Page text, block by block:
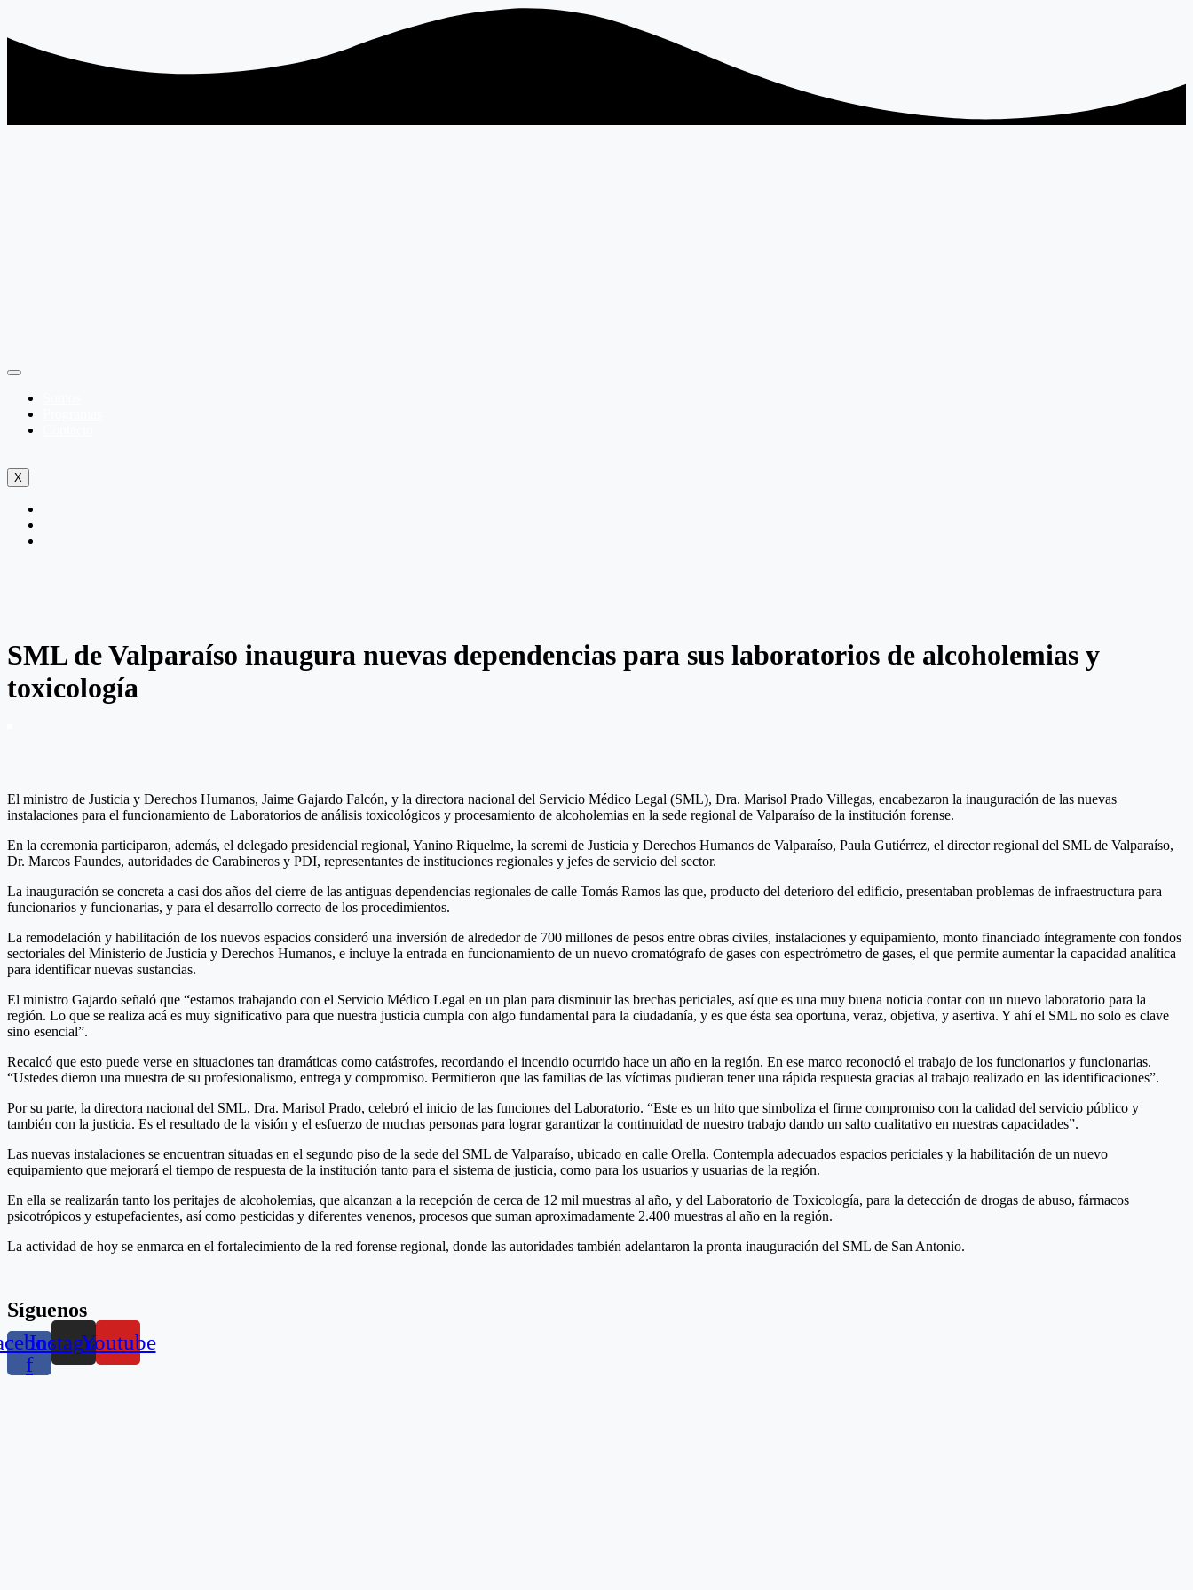
X
SML de Valparaíso inaugura nuevas dependencias para sus laboratorios de alcoholemias y
toxicología
El ministro de Justicia y Derechos Humanos, Jaime Gajardo Falcón, y la directora nacional del Servicio Médico Legal (SML), Dra. Marisol Prado Villegas, encabezaron la inauguración de las nuevas
instalaciones para el funcionamiento de Laboratorios de análisis toxicológicos y procesamiento de alcoholemias en la sede regional de Valparaíso de la institución forense.
En la ceremonia participaron, además, el delegado presidencial regional, Yanino Riquelme, la seremi de Justicia y Derechos Humanos de Valparaíso, Paula Gutiérrez, el director regional del SML de Valparaíso,
Dr. Marcos Faundes, autoridades de Carabineros y PDI, representantes de instituciones regionales y jefes de servicio del sector.
La inauguración se concreta a casi dos años del cierre de las antiguas dependencias regionales de calle Tomás Ramos las que, producto del deterioro del edificio, presentaban problemas de infraestructura para
funcionarios y funcionarias, y para el desarrollo correcto de los procedimientos.
La remodelación y habilitación de los nuevos espacios consideró una inversión de alrededor de 700 millones de pesos entre obras civiles, instalaciones y equipamiento, monto financiado íntegramente con fondos
sectoriales del Ministerio de Justicia y Derechos Humanos, e incluye la entrada en funcionamiento de un nuevo cromatógrafo de gases con espectrómetro de gases, el que permite aumentar la capacidad analítica
para identificar nuevas sustancias.
El ministro Gajardo señaló que “estamos trabajando con el Servicio Médico Legal en un plan para disminuir las brechas periciales, así que es una muy buena noticia contar con un nuevo laboratorio para la
región. Lo que se realiza acá es muy significativo para que nuestra justicia cumpla con algo fundamental para la ciudadanía, y es que ésta sea oportuna, veraz, objetiva, y asertiva. Y ahí el SML no solo es clave
sino esencial”.
Recalcó que esto puede verse en situaciones tan dramáticas como catástrofes, recordando el incendio ocurrido hace un año en la región. En ese marco reconoció el trabajo de los funcionarios y funcionarias.
“Ustedes dieron una muestra de su profesionalismo, entrega y compromiso. Permitieron que las familias de las víctimas pudieran tener una rápida respuesta gracias al trabajo realizado en las identificaciones”.
Por su parte, la directora nacional del SML, Dra. Marisol Prado, celebró el inicio de las funciones del Laboratorio. “Este es un hito que simboliza el firme compromiso con la calidad del servicio público y
también con la justicia. Es el resultado de la visión y el esfuerzo de muchas personas para lograr garantizar la continuidad de nuestro trabajo dando un salto cualitativo en nuestras capacidades”.
Las nuevas instalaciones se encuentran situadas en el segundo piso de la sede del SML de Valparaíso, ubicado en calle Orella. Contempla adecuados espacios periciales y la habilitación de un nuevo
equipamiento que mejorará el tiempo de respuesta de la institución tanto para el sistema de justicia, como para los usuarios y usuarias de la región.
En ella se realizarán tanto los peritajes de alcoholemias, que alcanzan a la recepción de cerca de 12 mil muestras al año, y del Laboratorio de Toxicología, para la detección de drogas de abuso, fármacos
psicotrópicos y estupefacientes, así como pesticidas y diferentes venenos, procesos que suman aproximadamente 2.400 muestras al año en la región.
La actividad de hoy se enmarca en el fortalecimiento de la red forense regional, donde las autoridades también adelantaron la pronta inauguración del SML de San Antonio.
Síguenos
f
InstagramYoutube